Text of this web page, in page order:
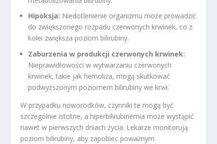
Hipoksja: Niedotlenienie organizmu może prowadzić
do zwiększonego rozpadu czerwonych krwinek, co z
kolei zwiększa poziom bilirubiny.
Zaburzenia w produkcji czerwonych krwinek:
Nieprawidłowości w wytwarzaniu czerwonych
krwinek, takie jak hemoliza, mogą skutkować
podwyższonym poziomem bilirubiny we krwi.
W przypadku noworodków, czynniki te mogą być
szczególnie istotne, a hiperbilirubinemia może wystąpić
nawet w pierwszych dniach życia. Lekarze monitorują
poziom bilirubiny, aby zapobiec poważnym